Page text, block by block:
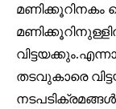
or click the
your privacy and
safe with us.
മണിക്കൂറിനകം
തടവുകാരെ